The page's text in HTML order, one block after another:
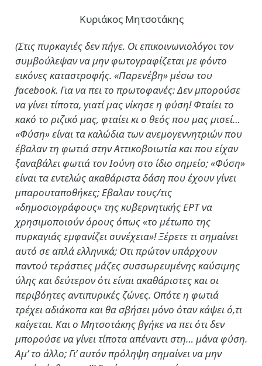
Κυριάκος Μητσοτάκης
(Στις πυρκαγιές δεν πήγε. Οι επικοινωνιολόγοι τον
συμβούλεψαν να μην φωτογραφίζεται με φόντο
εικόνες καταστροφής. «Παρενέβη» μέσω του
facebook. Για να πει το πρωτοφανές: Δεν μπορούσε
να γίνει τίποτα, γιατί μας νίκησε η φύση! Φταίει το
κακό το ριζικό μας, φταίει κι ο θεός που μας μισεί…
«Φύση» είναι τα καλώδια των ανεμογεννητριών που
έβαλαν τη φωτιά στην Αττικοβοιωτία και που είχαν
ξαναβάλει φωτιά τον Ιούνη στο ίδιο σημείο; «Φύση»
είναι τα εντελώς ακαθάριστα δάση που έχουν γίνει
μπαρουταποθήκες; Εβαλαν τους/τις
«δημοσιογράφους» της κυβερνητικής ΕΡΤ να
χρησιμοποιούν όρους όπως «το μέτωπο της
πυρκαγιάς εμφανίζει συνέχεια»! Ξέρετε τι σημαίνει
αυτό σε απλά ελληνικά; Οτι πρώτον υπάρχουν
παντού τεράστιες μάζες συσσωρευμένης καύσιμης
ύλης και δεύτερον ότι είναι ακαθάριστες και οι
περιβόητες αντιπυρικές ζώνες. Οπότε η φωτιά
τρέχει αδιάκοπα και θα σβήσει μόνο όταν κάψει ό,τι
καίγεται. Και ο Μητσοτάκης βγήκε να πει ότι δεν
μπορούσε να γίνει τίποτα απέναντι στη… μάνα φύση.
Αμ’ το άλλο; Γι’ αυτόν πρόληψη σημαίνει να μην